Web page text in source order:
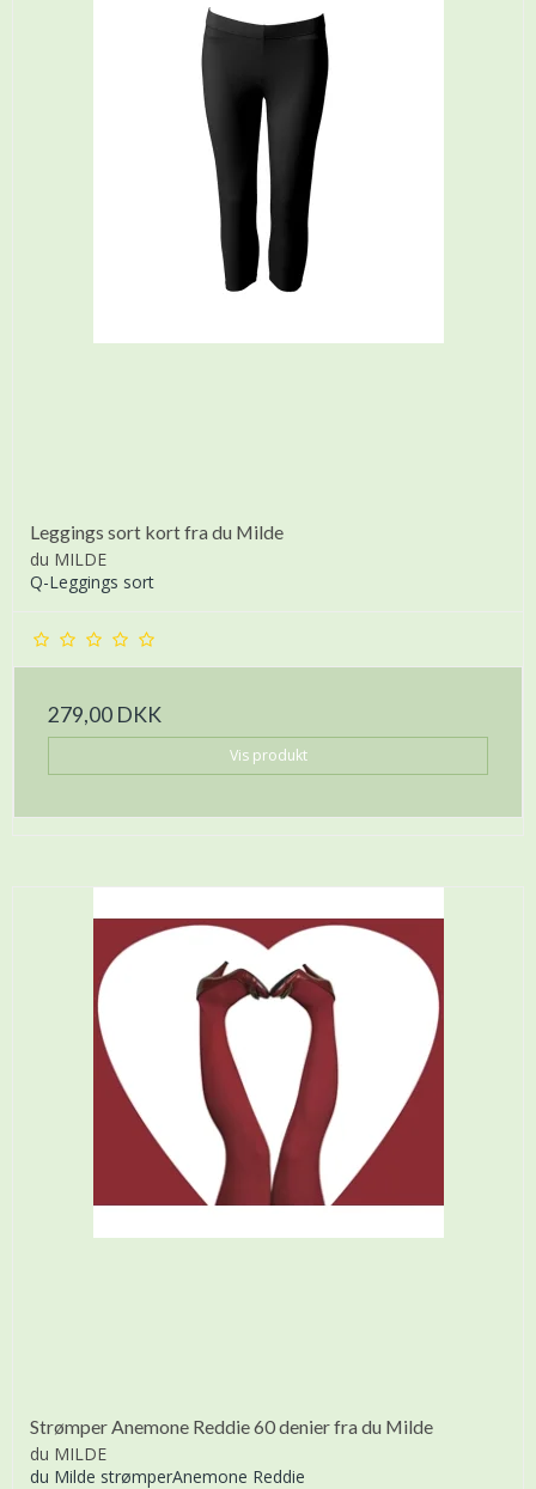
Leggings sort kort fra du Milde
du MILDE
Q-Leggings sort
279,00 DKK
Vis produkt
Strømper Anemone Reddie 60 denier fra du Milde
du MILDE
du Milde strømperAnemone Reddie